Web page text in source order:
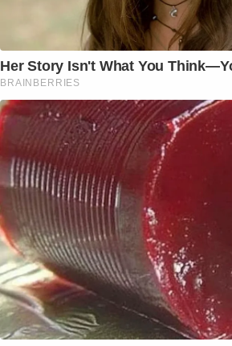
Her Story Isn't What You
BRAINBERRIES